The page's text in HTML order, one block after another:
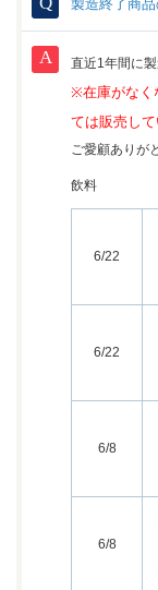
製造終了商品
直近1年間に
※在庫がなく
ては販売し
ご愛顧ありが
飲料
6/22
6/22
6/8
6/8